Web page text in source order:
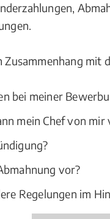
Zusammenhang mit
bei meiner
mein Chef von mir
vor?
Regelungen im